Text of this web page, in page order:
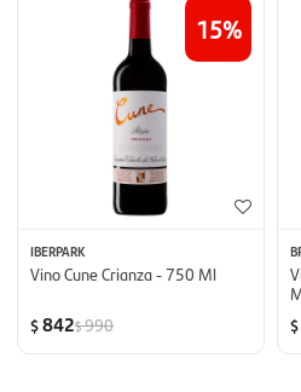
15
IBERPARK
Vino Cune Crianza - 750 Ml
$842$990 $